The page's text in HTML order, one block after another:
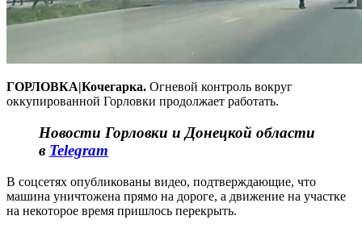
ГОРЛОВКА|Кочегарка. Огневой контроль вокруг
оккупированной Горловки продолжает работать.
Новости Горловки и Донецкой области
в Telegram
В соцсетях опубликованы видео, подтверждающие, что
машина уничтожена прямо на дороге, а движение на участке
на некоторое время пришлось перекрыть.